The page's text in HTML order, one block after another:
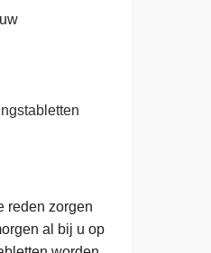
reden zorgen
al bij u op